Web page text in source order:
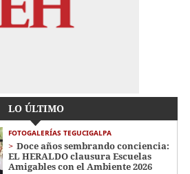
LO ÚLTIMO
FOTOGALERÍAS TEGUCIGALPA
Doce años sembrando conciencia:
EL HERALDO clausura Escuelas
Amigables con el Ambiente 2026